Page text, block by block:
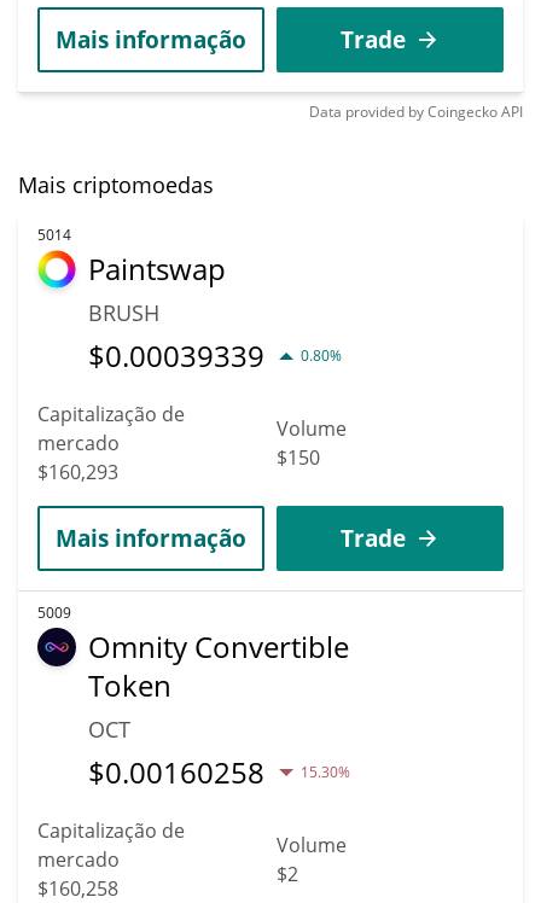
Mais informação Trade
Data provided byCoingeckoAPI
Mais criptomoedas
5014
Paintswap
BRUSH
$0.00039339 0.80%
Capitalização de
mercado
$160,293
Volume
$150
Mais informação Trade
5009
Omnity Convertible
Token
OCT
$0.00160258 15.30%
Capitalização de
mercado
$160,258
Volume
$2